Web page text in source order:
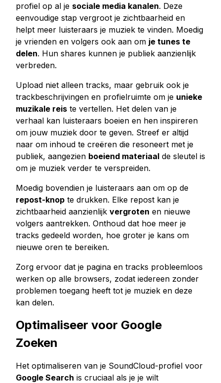
profiel op al je sociale media kanalen. Deze
eenvoudige stap vergroot je zichtbaarheid en
helpt meer luisteraars je muziek te vinden. Moedig
je vrienden en volgers ook aan om je tunes te
delen. Hun shares kunnen je publiek aanzienlijk
verbreden.
Upload niet alleen tracks, maar gebruik ook je
trackbeschrijvingen en profielruimte om je unieke
muzikale reis te vertellen. Het delen van je
verhaal kan luisteraars boeien en hen inspireren
om jouw muziek door te geven. Streef er altijd
naar om inhoud te creëren die resoneert met je
publiek, aangezien boeiend materiaal de sleutel is
om je muziek verder te verspreiden.
Moedig bovendien je luisteraars aan om op de
repost-knop te drukken. Elke repost kan je
zichtbaarheid aanzienlijk vergroten en nieuwe
volgers aantrekken. Onthoud dat hoe meer je
tracks gedeeld worden, hoe groter je kans om
nieuwe oren te bereiken.
Zorg ervoor dat je pagina en tracks probleemloos
werken op alle browsers, zodat iedereen zonder
problemen toegang heeft tot je muziek en deze
kan delen.
Optimaliseer voor Google
Zoeken
Het optimaliseren van je SoundCloud-profiel voor
Google Search is cruciaal als je je wilt